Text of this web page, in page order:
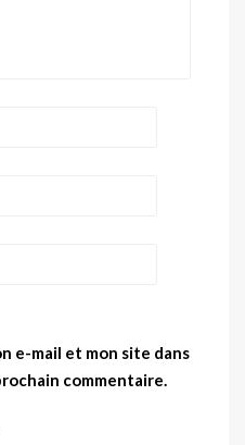
e-mail et mon site dans
commentaire.